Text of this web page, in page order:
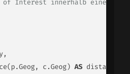
Interest innerhalb eines
c.Geog)
AS distance_m